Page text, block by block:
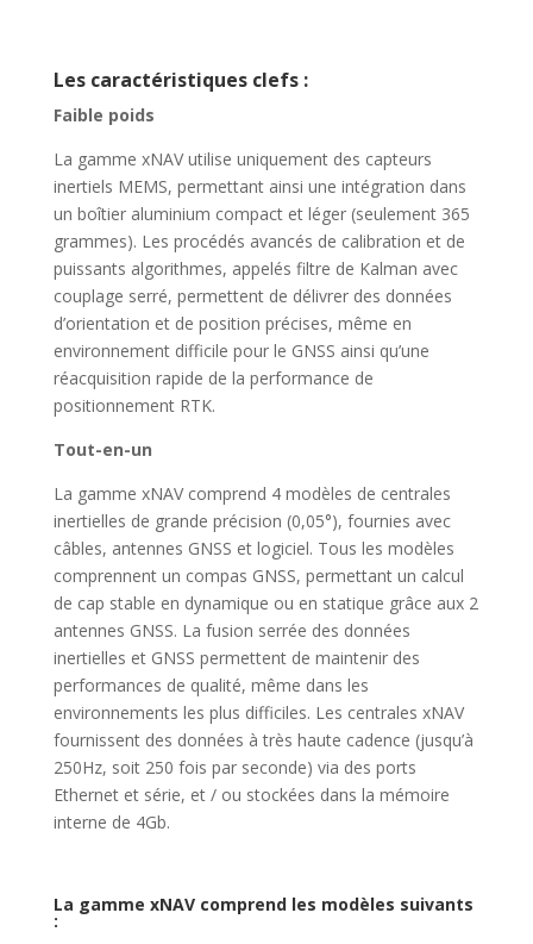
Les caractéristiques clefs :
Faible poids
La gamme xNAV utilise uniquement des capteurs
inertiels MEMS, permettant ainsi une intégration dans
un boîtier aluminium compact et léger (seulement 365
grammes). Les procédés avancés de calibration et de
puissants algorithmes, appelés filtre de Kalman avec
couplage serré, permettent de délivrer des données
d’orientation et de position précises, même en
environnement difficile pour le GNSS ainsi qu’une
réacquisition rapide de la performance de
positionnement RTK.
Tout-en-un
La gamme xNAV comprend 4 modèles de centrales
inertielles de grande précision (0,05°), fournies avec
câbles, antennes GNSS et logiciel. Tous les modèles
comprennent un compas GNSS, permettant un calcul
de cap stable en dynamique ou en statique grâce aux 2
antennes GNSS. La fusion serrée des données
inertielles et GNSS permettent de maintenir des
performances de qualité, même dans les
environnements les plus difficiles. Les centrales xNAV
fournissent des données à très haute cadence (jusqu’à
250Hz, soit 250 fois par seconde) via des ports
Ethernet et série, et / ou stockées dans la mémoire
interne de 4Gb.
La gamme xNAV comprend les modèles suivants
: